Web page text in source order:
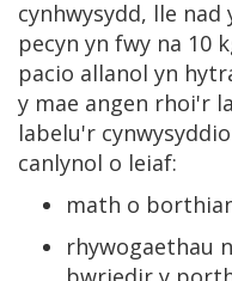
cynhwysydd, lle
pecyn yn fwy na 10
pacio allanol yn
y mae angen rhoi'r
labelu'r
canlynol o leiaf:
math o
rhywogaethau